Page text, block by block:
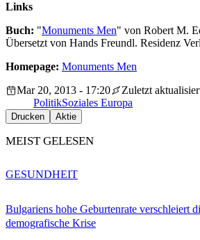
Links
Buch: "Monuments Men" von Robert M.
Übersetzt von Hands Freundl. Residenz
Homepage: Monuments Men
Mar 20, 2013 - 17:20
Zuletzt
PolitikSoziales Europa
Drucken Aktie
MEIST GELESEN
Bulgariens hohe Geburtenrate verschleiert
demografische Krise
GESUNDHEIT